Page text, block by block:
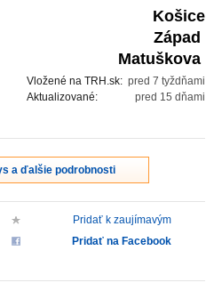
Košice
Západ
Matuškova
pred 7 tyždňami
Vložené na TRH.sk:
pred 15 dňami
Aktualizované:
a ďalšie podrobnosti
Pridať k zaujímavým
Pridať na Facebook